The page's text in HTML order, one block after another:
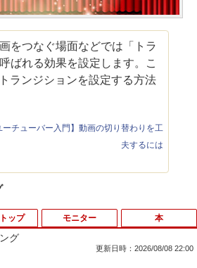
をつなぐ場面などでは「トラ
ばれる効果を設定します。こ
ランジションを設定する方法
ーチューバー入門】動画の切り替わりを工
夫するには
グ
更新日時：2026/08/08 22:00
ップ モニター 本